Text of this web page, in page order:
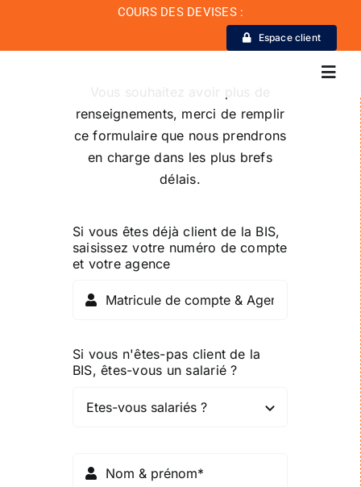
contenu
COURS DES DEVISES :
Espace client
La Banque
Conseil de conformité
Particuliers
Diaspora
Entreprises
renseignements, merci de remplir
ce formulaire que nous prendrons
en charge dans les plus brefs
délais.
Si vous êtes déjà client de la BIS,
saisissez votre numéro de compte
et votre agence
Si vous n'êtes-pas client de la
BIS, êtes-vous un salarié ?